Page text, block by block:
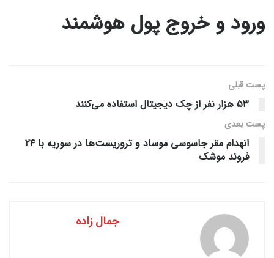
ورود و خروج پول هوشمند
پست قبلی
۵۳ هزار نفر از چک دیجیتال استفاده می‌کنند
پست‌ بعدی
انهدام مقر جاسوسی موساد و تروریست‌ها در سوریه با ۲۴
فروند موشک
جمال زاده